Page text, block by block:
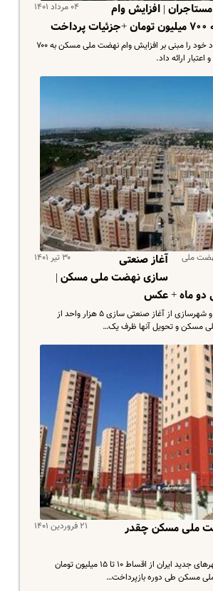
۰۴ مرداد ۱۴۰۱
| افزایش وام
وزیر راه و شهرسازی پیشنهاد خود را مبنی بر افزایش وام نهضت ملی مسکن به ۷۰۰
ارائه داد.
ملی
۳۰ تیر ۱۴۰۱
آغاز صنعتی
سازی نهضت ملی مسکن |
مشاور امور مسکن وزیر راه و شهرسازی از آغاز صنعتی سازی ۵ هزار واحد از
مسکن و تحویل آنها ظرف یک…
۲۱ فروردین ۱۴۰۱
ملی مسکن چقدر
مدیر عامل شرکت عمران شهرهای جدید ایران از اقساط ۱۰ تا ۱۵ میلیون تومان
مسکن طی دوره بازپرداخت…